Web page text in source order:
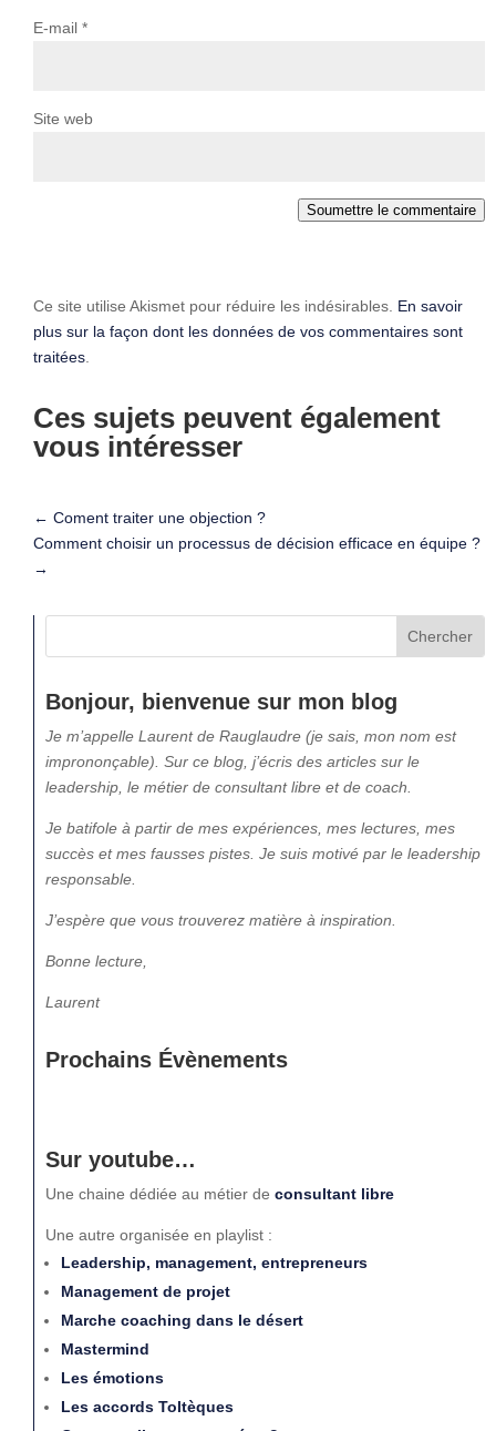
E-mail *
Site web
Soumettre le commentaire
Ce site utilise Akismet pour réduire les indésirables. En savoir
plus sur la façon dont les données de vos commentaires sont
traitées
Ces sujets peuvent également
vous intéresser
← Coment traiter une objection ?
Comment choisir un processus de décision efficace en équipe ?
→
Bonjour, bienvenue sur mon blog
Je m’appelle Laurent de Rauglaudre (je sais, mon nom est
imprononçable). Sur ce blog, j’écris des articles sur le
leadership, le métier de consultant libre et de coach.
Je batifole à partir de mes expériences, mes lectures, mes
succès et mes fausses pistes. Je suis motivé par le leadership
responsable.
J’espère que vous trouverez matière à inspiration.
Bonne lecture,
Laurent
Prochains Évènements
Sur youtube…
Une chaine dédiée au métier de consultant libre
Une autre organisée en playlist :
Leadership, management, entrepreneurs
Management de projet
Marche coaching dans le désert
Mastermind
Les émotions
Les accords Toltèques